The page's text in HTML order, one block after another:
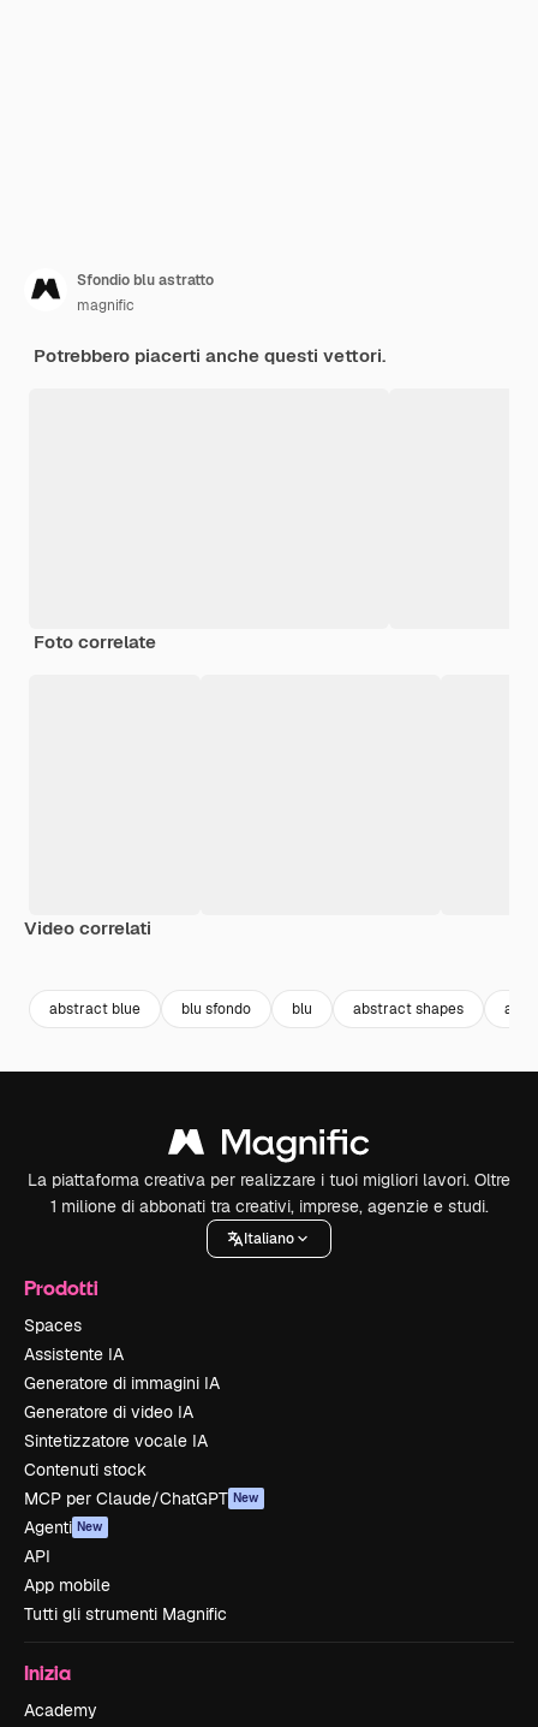
Sfondio blu astratto
magnific
Potrebbero piacerti anche questi vettori.
Foto correlate
Video correlati
abstract blue blu sfondo blu abstract shapes
La piattaforma creativa per realizzare i tuoi migliori lavori. Oltre
1 milione di abbonati tra creativi, imprese, agenzie e studi.
Italiano
Prodotti
Spaces
Assistente IA
Generatore di immagini IA
Generatore di video IA
Sintetizzatore vocale IA
Contenuti stock
MCP per Claude/ChatGPT New
Agenti New
API
App mobile
Tutti gli strumenti Magnific
Inizia
Academy